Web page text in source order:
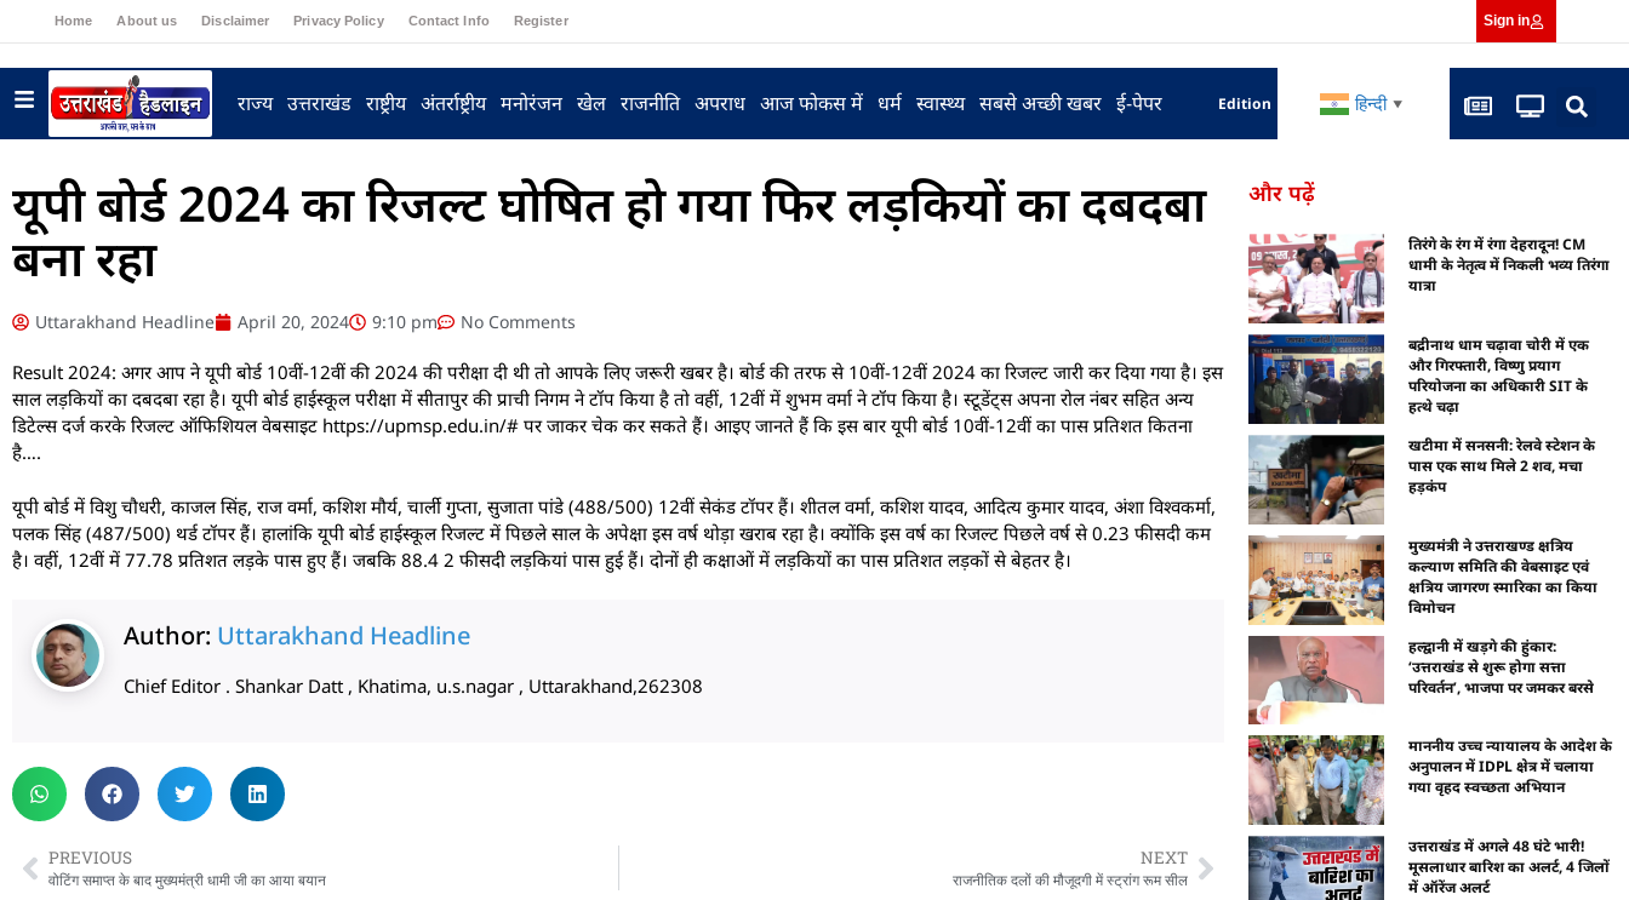
Home About us Disclaimer Privacy Policy Contact Info Register Sign in
राज्य उत्तराखंड राष्ट्रीय अंतर्राष्ट्रीय मनोरंजन खेल राजनीति अपराध आज फोकस में धर्म स्वास्थ्य सबसे अच्छी खबर ई-पेपर Edition हिन्दी ▼
यूपी बोर्ड 2024 का रिजल्ट घोषित हो गया फिर लड़कियों का दबदबा
बना रहा
Uttarakhand Headline April 20, 2024 9:10 pm No Comments
Result 2024: अगर आप ने यूपी बोर्ड 10वीं-12वीं की 2024 की परीक्षा दी थी तो आपके लिए जरूरी खबर है। बोर्ड की तरफ से 10वीं-12वीं 2024 का रिजल्ट जारी कर दिया गया है। इस
साल लड़कियों का दबदबा रहा है। यूपी बोर्ड हाईस्कूल परीक्षा में सीतापुर की प्राची निगम ने टॉप किया है तो वहीं, 12वीं में शुभम वर्मा ने टॉप किया है। स्टूडेंट्स अपना रोल नंबर सहित अन्य
डिटेल्स दर्ज करके रिजल्ट ऑफिशियल वेबसाइट https://upmsp.edu.in/# पर जाकर चेक कर सकते हैं। आइए जानते हैं कि इस बार यूपी बोर्ड 10वीं-12वीं का पास प्रतिशत कितना
है….
यूपी बोर्ड में विशु चौधरी, काजल सिंह, राज वर्मा, कशिश मौर्य, चार्ली गुप्ता, सुजाता पांडे (488/500) 12वीं सेकंड टॉपर हैं। शीतल वर्मा, कशिश यादव, आदित्य कुमार यादव, अंशा विश्वकर्मा,
पलक सिंह (487/500) थर्ड टॉपर हैं। हालांकि यूपी बोर्ड हाईस्कूल रिजल्ट में पिछले साल के अपेक्षा इस वर्ष थोड़ा खराब रहा है। क्योंकि इस वर्ष का रिजल्ट पिछले वर्ष से 0.23 फीसदी कम
है। वहीं, 12वीं में 77.78 प्रतिशत लड़के पास हुए हैं। जबकि 88.4 2 फीसदी लड़कियां पास हुई हैं। दोनों ही कक्षाओं में लड़कियों का पास प्रतिशत लड़कों से बेहतर है।
Author: Uttarakhand Headline
Chief Editor . Shankar Datt , Khatima, u.s.nagar , Uttarakhand,262308
PREVIOUS
वोटिंग समाप्त के बाद मुख्यमंत्री धामी जी का आया बयान
NEXT
राजनीतिक दलों की मौजूदगी में स्ट्रांग रूम सील
और पढ़ें
तिरंगे के रंग में रंगा देहरादून! CM
धामी के नेतृत्व में निकली भव्य तिरंगा
यात्रा
बद्रीनाथ धाम चढ़ावा चोरी में एक
और गिरफ्तारी, विष्णु प्रयाग
परियोजना का अधिकारी SIT के
हत्थे चढ़ा
खटीमा में सनसनी: रेलवे स्टेशन के
पास एक साथ मिले 2 शव, मचा
हड़कंप
मुख्यमंत्री ने उत्तराखण्ड क्षत्रिय
कल्याण समिति की वेबसाइट एवं
क्षत्रिय जागरण स्मारिका का किया
विमोचन
हल्द्वानी में खड़गे की हुंकार:
‘उत्तराखंड से शुरू होगा सत्ता
परिवर्तन’, भाजपा पर जमकर बरसे
माननीय उच्च न्यायालय के आदेश के
अनुपालन में IDPL क्षेत्र में चलाया
गया वृहद स्वच्छता अभियान
उत्तराखंड में अगले 48 घंटे भारी!
मूसलाधार बारिश का अलर्ट, 4 जिलों
में ऑरेंज अलर्ट